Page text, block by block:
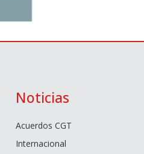
Noticias
Acuerdos CGT
Internacional